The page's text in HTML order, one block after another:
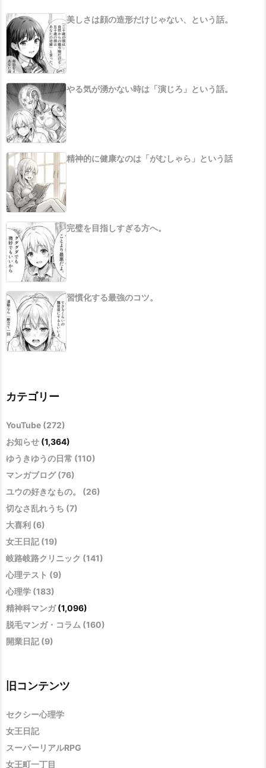
美しさは顔の造形だけじゃない、という話。
やる気が湧かない時は「演じろ」という話。
精神的に健康なのは「がむしゃら」という話
完璧を目指しすぎる方へ。
習慣化する最強のコツ。
カテゴリー
YouTube (272)
お知らせ (1,364)
ゆうきゆうの日常 (110)
マンガブログ(76)
ユウの好きなもの。 (26)
切なさ乱れうち (7)
大喜利 (6)
女王日記(19)
岐路岐路クリニック (141)
心理テスト (9)
心理学 (183)
精神科マンガ(1,096)
脱毛マンガ・コラム (160)
開業日記(9)
旧コンテンツ
セクシー心理学
女王日記
スーパーリアルRPG
女王町一丁目